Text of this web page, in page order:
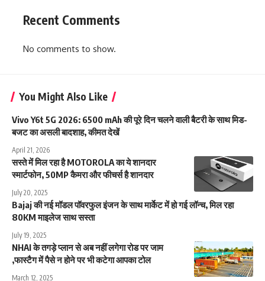
Recent Comments
No comments to show.
You Might Also Like
Vivo Y6t 5G 2026: 6500 mAh की पूरे दिन चलने वाली बैटरी के साथ मिड-
बजट का असली बादशाह, कीमत देखें
April 21, 2026
सस्ते में मिल रहा है MOTOROLA का ये शानदार
स्मार्टफोन, 50MP कैमरा और फीचर्स है शानदार
July 20, 2025
Bajaj की नई मॉडल पॉवरफुल इंजन के साथ मार्केट में हो गई लॉन्च, मिल रहा
80KM माइलेज साथ सस्ता
July 19, 2025
NHAI के तगड़े प्लान से अब नहीं लगेगा रोड पर जाम
,फास्टैग में पैसे न होने पर भी कटेगा आपका टोल
March 12, 2025